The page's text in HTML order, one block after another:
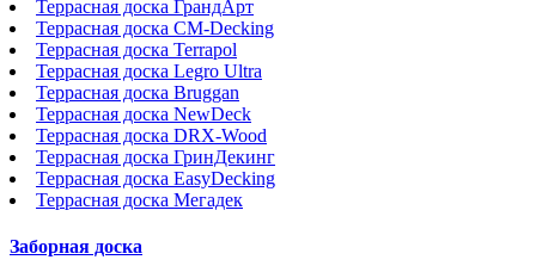
Террасная доска ГрандАрт
Террасная доска CM-Decking
Террасная доска Terrapol
Террасная доска Legro Ultra
Террасная доска Bruggan
Террасная доска NewDeck
Террасная доска DRX-Wood
Террасная доска ГринДекинг
Террасная доска EasyDecking
Террасная доска Мегадек
Заборная доска